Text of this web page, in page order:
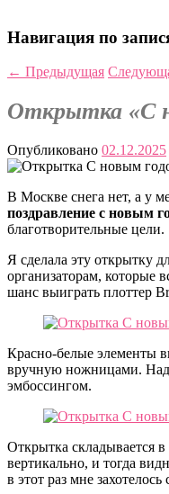
Навигация по
← Предыдущая
Открытка «С
Опубликовано 02.12.2025
В Москве снега нет, а у
поздравление с новым
благотворительные цели.
Я сделала эту открытку
организаторам, которые
шанс выиграть плоттер
Красно-белые элементы
вручную ножницами.
эмбоссингом.
Открытка складывается
вертикально, и тогда
в этот раз мне